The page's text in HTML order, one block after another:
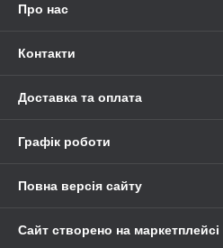
Про нас
Контакти
Доставка та оплата
Графік роботи
Повна версія сайту
Сайт створено на маркетплейсі